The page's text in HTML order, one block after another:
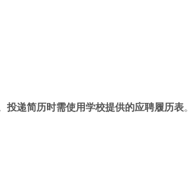
投递简历时需使用学校提供的应聘履历表。